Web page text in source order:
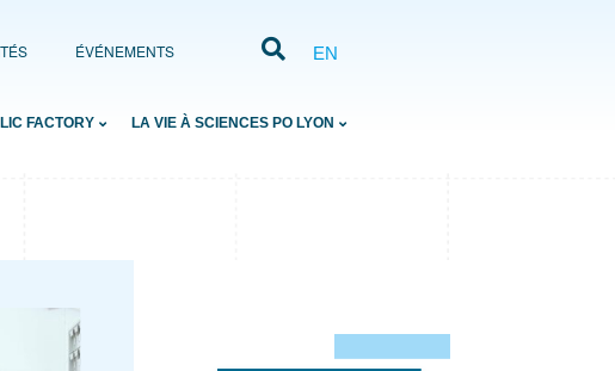
ÉVÉNEMENTS EN
FACTORY LA VIE À SCIENCES PO LYON